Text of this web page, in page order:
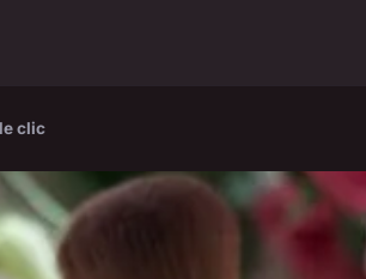
clic